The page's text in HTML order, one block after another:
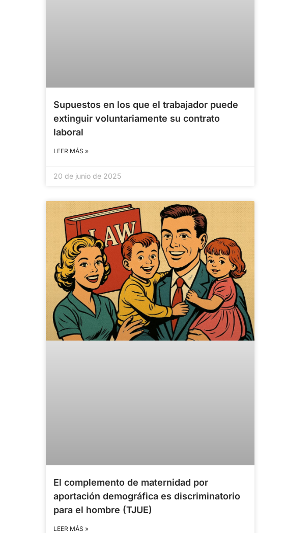
Supuestos en los que el trabajador puede
extinguir voluntariamente su contrato
laboral
LEER MÁS »
20 de junio de 2025
El complemento de maternidad por
aportación demográfica es discriminatorio
para el hombre (TJUE)
LEER MÁS »